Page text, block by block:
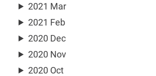
2021 Mar
2021 Feb
2020 Dec
2020 Nov
2020 Oct